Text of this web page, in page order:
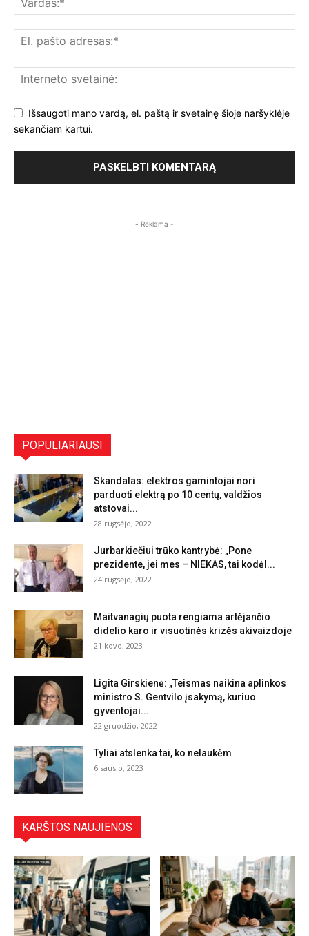
Išsaugoti mano vardą, el. paštą ir svetainę šioje naršyklėje
sekančiam kartui.
- Reklama -
POPULIARIAUSI
Skandalas: elektros gamintojai nori
parduoti elektrą po 10 centų, valdžios
atstovai...
28 rugsėjo, 2022
Jurbarkiečiui trūko kantrybė: „Pone
prezidente, jei mes – NIEKAS, tai kodėl...
24 rugsėjo, 2022
Maitvanagių puota rengiama artėjančio
didelio karo ir visuotinės krizės akivaizdoje
21 kovo, 2023
Ligita Girskienė: „Teismas naikina aplinkos
ministro S. Gentvilo įsakymą, kuriuo
gyventojai...
22 gruodžio, 2022
Tyliai atslenka tai, ko nelaukėm
6 sausio, 2023
KARŠTOS NAUJIENOS